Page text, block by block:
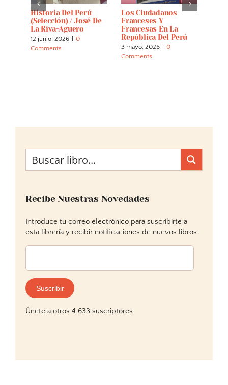
Historia Del Perú
(selección) / José De
La Riva-Aguero
12 junio, 2026
0
Comments
Los Ciudadanos
Franceses Y
Francesas En La
República Del Perú
3 mayo, 2026
0
Comments
Recibe Nuestras Novedades
Introduce tu correo electrónico para suscribirte a
esta librería y recibir notificaciones de nuevos libros
Dirección
correo
electrónico:
Suscribir
Únete a otros 4.633 suscriptores